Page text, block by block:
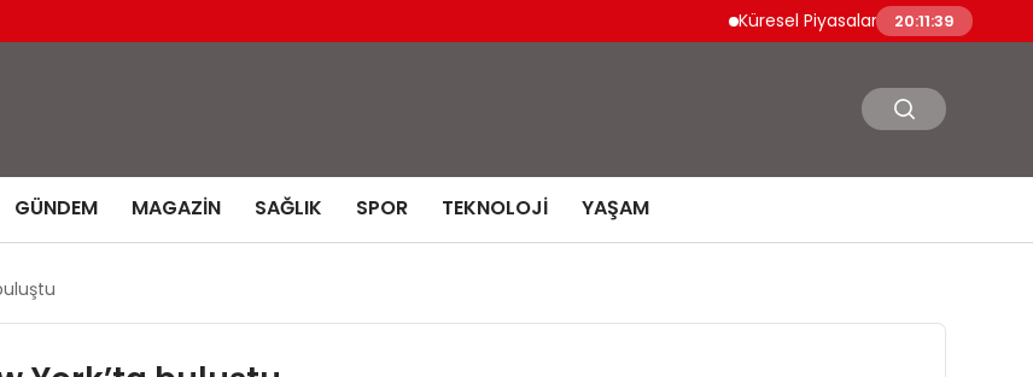
Küresel Piyasalarda Jeopolitik İyimserlik
20:11:40
GÜNDEM MAGAZIN SAĞLIK SPOR TEKNOLOJI YAŞAM